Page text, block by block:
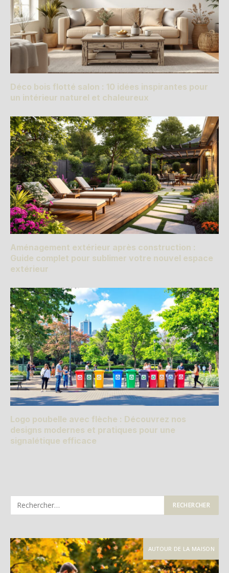
Déco bois flotté salon : 10 idées inspirantes pour
un intérieur naturel et chaleureux
Aménagement extérieur après construction :
Guide complet pour sublimer votre nouvel espace
extérieur
Logo poubelle avec flèche : Découvrez nos
designs modernes et pratiques pour une
signalétique efficace
AUTOUR DE LA MAISON